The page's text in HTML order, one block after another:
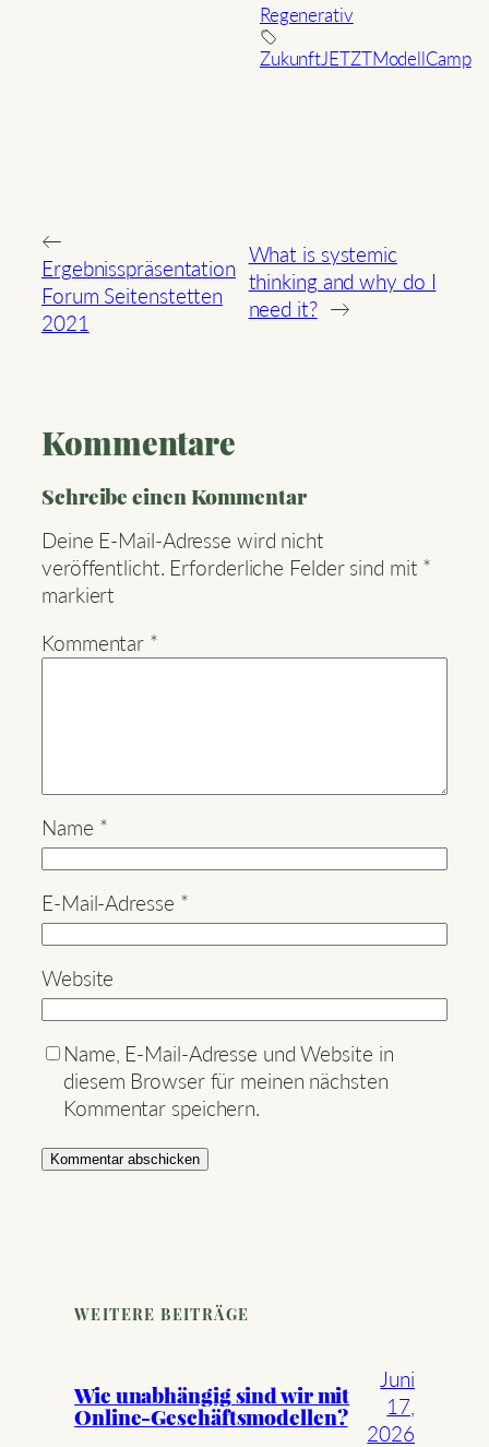
Regenerativ
ZukunftJETZTModellCamp
←
Ergebnisspräsentation
Forum Seitenstetten
2021
What is systemic
thinking and why do I
need it? →
Kommentare
Schreibe einen Kommentar
Deine E-Mail-Adresse wird nicht
veröffentlicht. Erforderliche Felder sind mit *
markiert
Kommentar *
Name *
E-Mail-Adresse *
Website
Name, E-Mail-Adresse und Website in
diesem Browser für meinen nächsten
Kommentar speichern.
WEITERE BEITRÄGE
Wie unabhängig sind wir mit
Online-Geschäftsmodellen?
Juni
17,
2026